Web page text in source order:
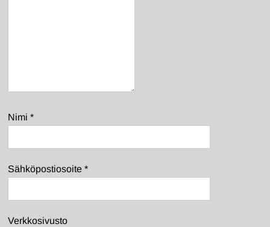
Nimi*
Sähköpostiosoite*
Verkkosivusto